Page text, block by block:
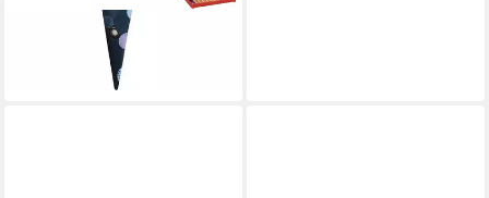
lieferbar - in 3-4 Werktagen bei dir